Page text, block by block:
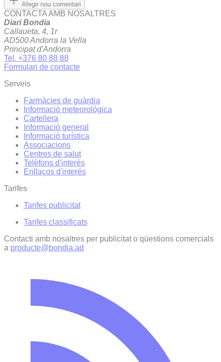
Afegir nou comentari
CONTACTA AMB NOSALTRES
Diari Bondia
Callaueta, 4, 1r
AD500 Andorra la Vella
Principat d'Andorra
Tel. +376 80 88 88
Formulari de contacte
Serveis
Farmàcies de guàrdia
Informació meteorològica
Cartellera
Informació general
Informació turística
Associacions
Centres de salut
Telèfons d'interès
Enllaços d'interés
Tarifes
Tarifes publicitat
Tarifes classificats
Contacti amb nosaltres per publicitat o qüestions comercials
a producte@bondia.ad